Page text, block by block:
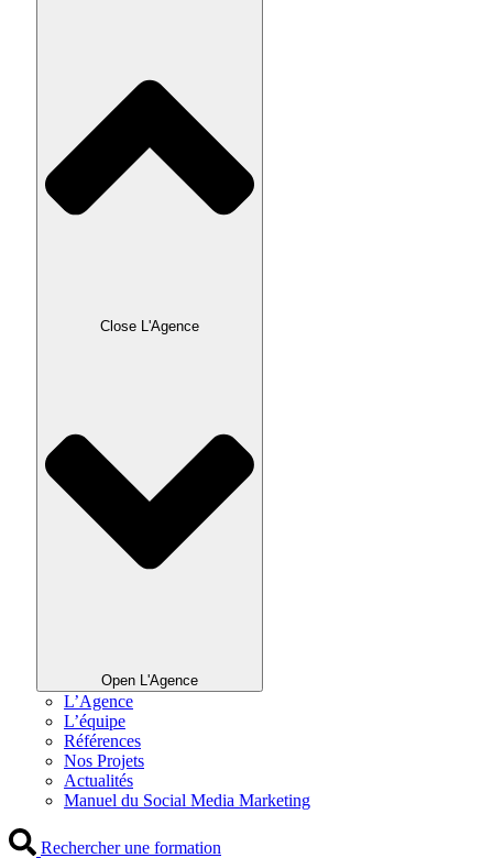
Close L'Agence
Open L'Agence
L’Agence
L’équipe
Références
Nos Projets
Actualités
Manuel du Social Media Marketing
Rechercher une formation